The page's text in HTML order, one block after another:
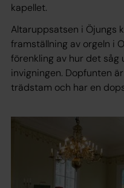
kapellet.
Altaruppsatsen i Öjungs
framställning av orgeln i
förenkling av hur det såg
invigningen. Dopfunten
trädstam och har en